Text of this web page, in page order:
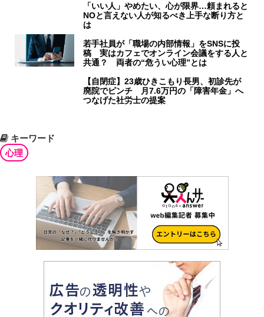
「いい人」やめたい、心が限界…頼まれると
NOと言えない人が知るべき上手な断り方と
は
若手社員が「職場の内部情報」をSNSに投
稿 実はカフェでオンライン会議をする人と
共通？ 両者の“危うい心理”とは
【自閉症】23歳ひきこもり長男、初診先が
廃院でピンチ 月7.6万円の「障害年金」へ
つなげた社労士の提案
キーワード
心理